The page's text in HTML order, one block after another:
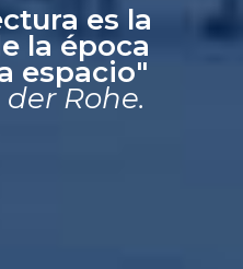
es la
la época
espacio"
Rohe.